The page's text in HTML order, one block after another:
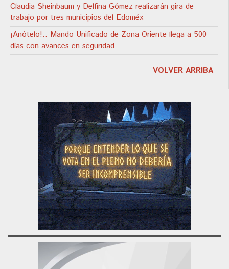
Claudia Sheinbaum y Delfina Gómez realizarán gira de
trabajo por tres municipios del Edoméx
¡Anótelo!.. Mando Unificado de Zona Oriente llega a 500
días con avances en seguridad
VOLVER ARRIBA